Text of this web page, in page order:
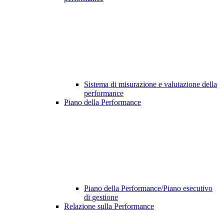
Sistema di misurazione e valutazione della
performance
Piano della Performance
Piano della Performance/Piano esecutivo
di gestione
Relazione sulla Performance